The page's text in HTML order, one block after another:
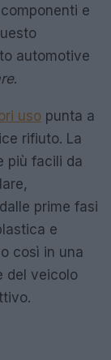
e
automotive
.
uso punta a
rifiuto. La
più facili da
prime fasi
e
così in una
del veicolo